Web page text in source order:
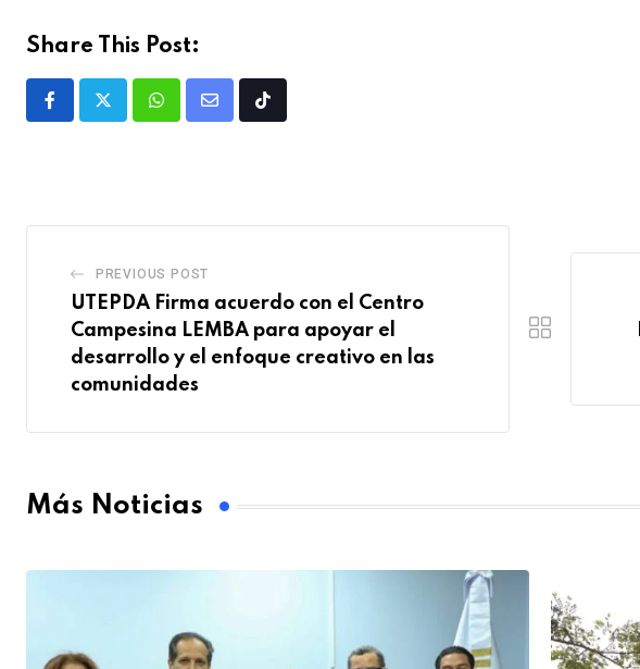
Share This Post:
PREVIOUS POST
UTEPDA Firma acuerdo con el Centro
Campesina LEMBA para apoyar el
desarrollo y el enfoque creativo en las
comunidades
Más Noticias